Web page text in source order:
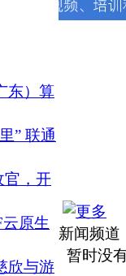
东）算
” 联通
官，开
原生
欣与游
新闻频道
暂时没